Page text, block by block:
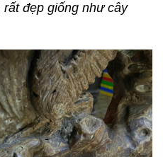
đẹp giống như cây